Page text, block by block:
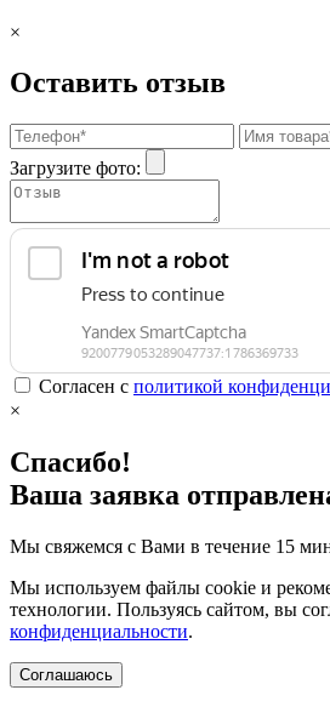
×
Оставить отзыв
Загрузите фото:
Согласен с политикой
×
Спасибо!
Ваша заявка
Мы свяжемся с Вами в течение 15
Мы используем файлы cookie и
технологии. Пользуясь сайтом, вы
конфиденциальности.
Соглашаюсь